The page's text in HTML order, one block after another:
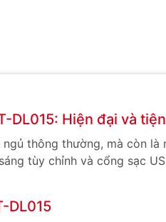
DL015: Hiện đại và
thông thường, mà còn là
tùy chỉnh và cổng sạc
DL015